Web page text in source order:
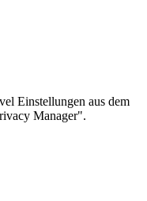
Einstellungen aus dem
Manager".